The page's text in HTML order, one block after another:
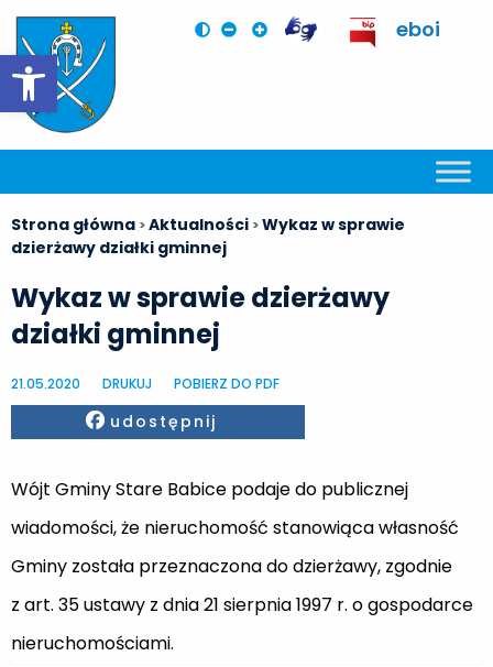
Otwórz pasek narzędzi
eboi
Strona główna >Aktualności >Wykaz w sprawie
dzierżawy działki gminnej
Wykaz w sprawie dzierżawy
działki gminnej
21.05.2020 DRUKUJ POBIERZ DO PDF
Facebook
udostępnij
Wójt Gminy Stare Babice podaje do publicznej
wiadomości, że nieruchomość stanowiąca własność
Gminy została przeznaczona do dzierżawy, zgodnie
z art. 35 ustawy z dnia 21 sierpnia 1997 r. o gospodarce
nieruchomościami.